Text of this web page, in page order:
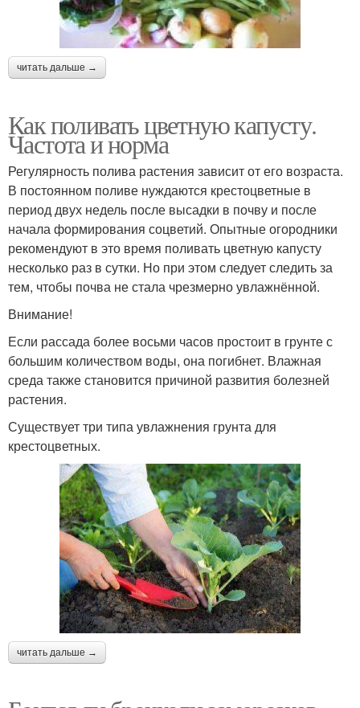
читать дальше →
Как поливать цветную капусту.
Частота и норма
Регулярность полива растения зависит от его возраста.
В постоянном поливе нуждаются крестоцветные в
период двух недель после высадки в почву и после
начала формирования соцветий. Опытные огородники
рекомендуют в это время поливать цветную капусту
несколько раз в сутки. Но при этом следует следить за
тем, чтобы почва не стала чрезмерно увлажнённой.
Внимание!
Если рассада более восьми часов простоит в грунте с
большим количеством воды, она погибнет. Влажная
среда также становится причиной развития болезней
растения.
Существует три типа увлажнения грунта для
крестоцветных.
читать дальше →